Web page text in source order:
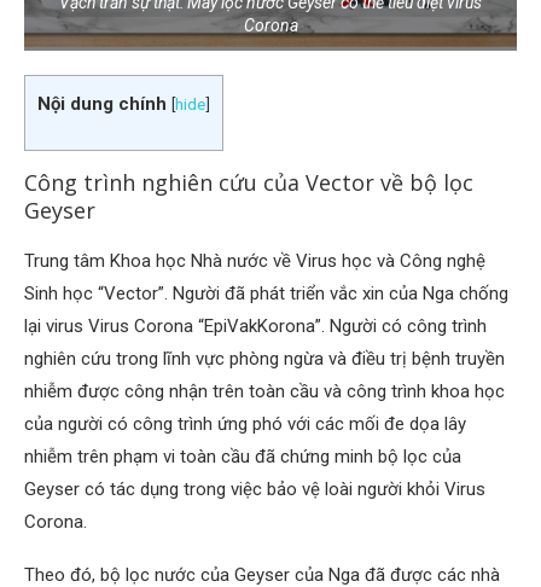
Corona
Nội dung chính [hide]
Công trình nghiên cứu của Vector về bộ lọc
Geyser
Trung tâm Khoa học Nhà nước về Virus học và Công nghệ
Sinh học “Vector”. Người đã phát triển vắc xin của Nga chống
lại virus Virus Corona “EpiVakKorona”. Người có công trình
nghiên cứu trong lĩnh vực phòng ngừa và điều trị bệnh truyền
nhiễm được công nhận trên toàn cầu và công trình khoa học
của người có công trình ứng phó với các mối đe dọa lây
nhiễm trên phạm vi toàn cầu đã chứng minh bộ lọc của
Geyser có tác dụng trong việc bảo vệ loài người khỏi Virus
Corona.
Theo đó, bộ lọc nước của Geyser của Nga đã được các nhà